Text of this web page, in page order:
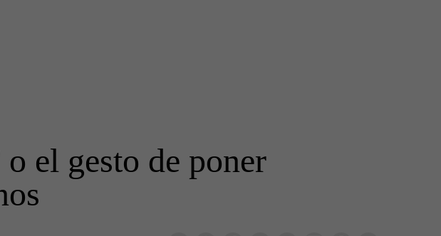
el gesto de poner